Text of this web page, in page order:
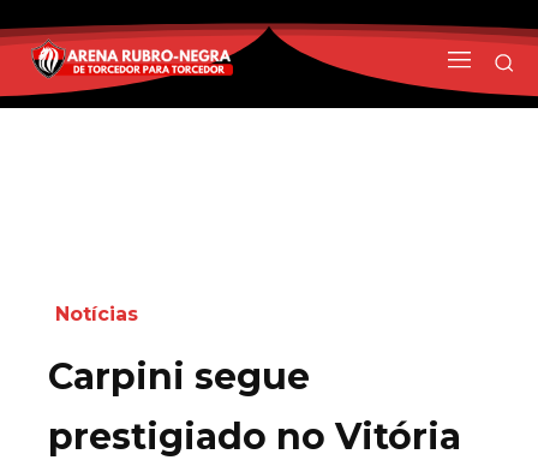
Notícias
Carpini segue
prestigiado no Vitória